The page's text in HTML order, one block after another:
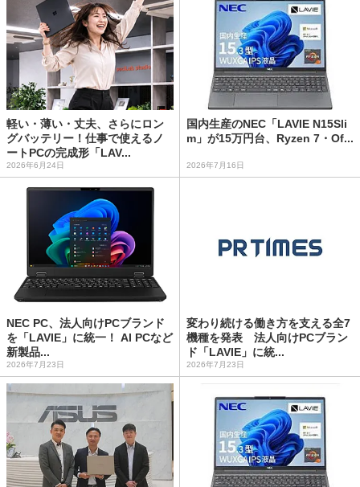
軽い・薄い・丈夫、さらにロン
グバッテリー！仕事で使えるノ
ートPCの完成形「LAV...
2026年6月24日
国内生産のNEC「LAVIE N15Sli
m」が15万円台、Ryzen 7・Of...
2026年7月16日
NEC PC、法人向けPCブランド
を「LAVIE」に統一！ AI PCなど
新製品...
2026年7月23日
変わり続ける働き方を支える全7
機種を発表 法人向けPCブラン
ド「LAVIE」に統...
2026年7月23日